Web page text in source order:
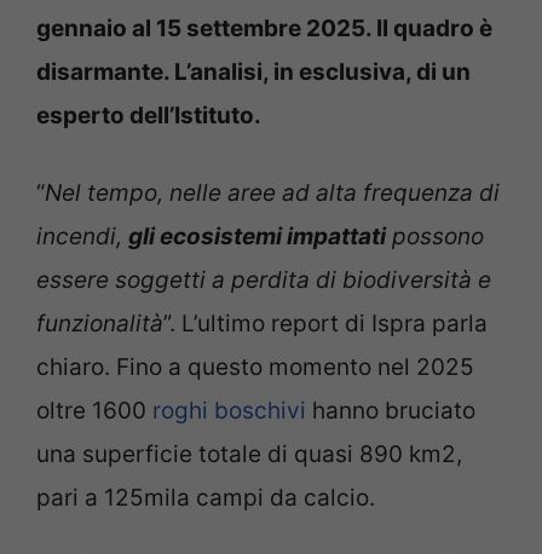
gennaio al 15 settembre 2025. Il quadro è
disarmante. L’analisi, in esclusiva, di un
esperto dell’Istituto.
“Nel tempo, nelle aree ad alta frequenza di
incendi, gli ecosistemi impattatipossono
essere soggetti a perdita di biodiversità e
funzionalità”. L’ultimo report di Ispra parla
chiaro. Fino a questo momento nel 2025
oltre 1600 roghi boschivi hanno bruciato
una superficie totale di quasi 890 km2,
pari a 125mila campi da calcio.